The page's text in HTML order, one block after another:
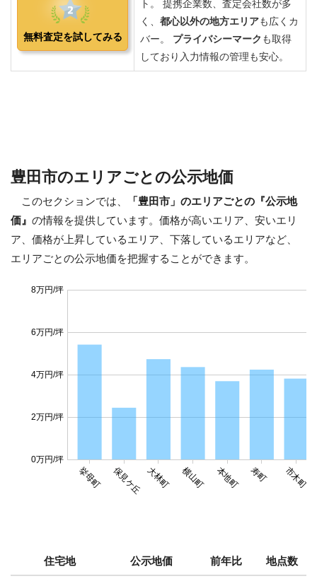
豊田市のエリアごとの公示地価
このセクションでは、
「豊田市」のエリアごとの『公示地
価』 の情報を提供しています。価格が高いエリア、安いエリ
ア、価格が上昇しているエリア、下落しているエリアなど、
エリアごとの公示地価を把握することができます。
挙母町 保見ケ丘 大林町 横山町 本地町 寿町 市木町
0万円/坪
2万円/坪
4万円/坪
6万円/坪
8万円/坪
住宅地 公示地価 前年比 地点数